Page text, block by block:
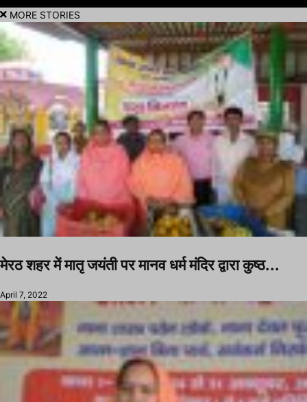
MORE STORIES
मेरठ शहर में मातृ जयंती पर मानव धर्म मंदिर द्वारा कुष्ठ...
April 7, 2022